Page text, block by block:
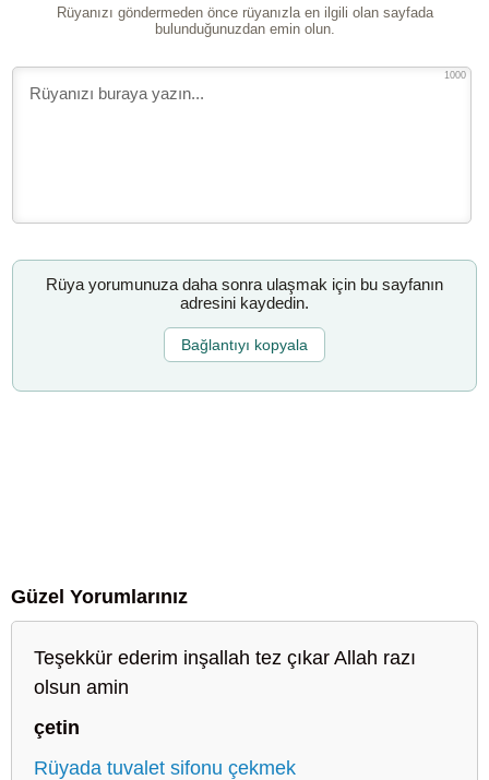
Rüyanızı göndermeden önce rüyanızla en ilgili olan sayfada
bulunduğunuzdan emin olun.
1000
Rüya yorumunuza daha sonra ulaşmak için bu sayfanın
adresini kaydedin.
Bağlantıyı kopyala
Güzel Yorumlarınız
Teşekkür ederim inşallah tez çıkar Allah razı
olsun amin
çetin
Rüyada tuvalet sifonu çekmek